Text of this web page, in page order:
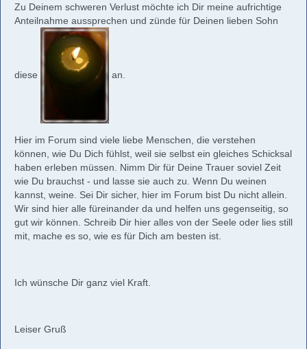
Zu Deinem schweren Verlust möchte ich Dir meine aufrichtige
Anteilnahme aussprechen und zünde für Deinen lieben Sohn
diese an.
Hier im Forum sind viele liebe Menschen, die verstehen
können, wie Du Dich fühlst, weil sie selbst ein gleiches Schicksal
haben erleben müssen. Nimm Dir für Deine Trauer soviel Zeit
wie Du brauchst - und lasse sie auch zu. Wenn Du weinen
kannst, weine. Sei Dir sicher, hier im Forum bist Du nicht allein.
Wir sind hier alle füreinander da und helfen uns gegenseitig, so
gut wir können. Schreib Dir hier alles von der Seele oder lies still
mit, mache es so, wie es für Dich am besten ist.
Ich wünsche Dir ganz viel Kraft.
Leiser Gruß